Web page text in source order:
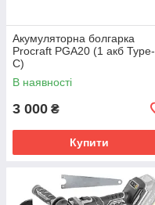
Акумуляторна болгарка
Procraft PGA20 (1 акб Type-
C)
В наявності
3 000 ₴
Купити